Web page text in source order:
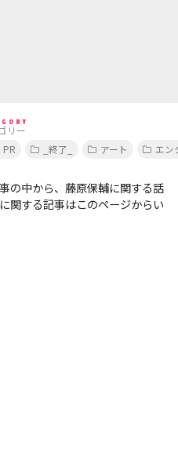
リー
_終了_ アート エン
の中から、藤原保輔に関する話
関する記事はこのページからい